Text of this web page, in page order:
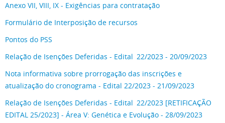
Anexo VII, VIII, IX - Exigências para contratação
Formulário de Interposição de recursos
Pontos do PSS
Relação de Isenções Deferidas - Edital 22/2023 - 20/09/2023
Nota informativa sobre prorrogação das inscrições e
atualização do cronograma - Edital 22/2023 - 21/09/2023
Relação de Isenções Deferidas - Edital 22/2023 [RETIFICAÇÃO
EDITAL 25/2023] - Área V: Genética e Evolução - 28/09/2023